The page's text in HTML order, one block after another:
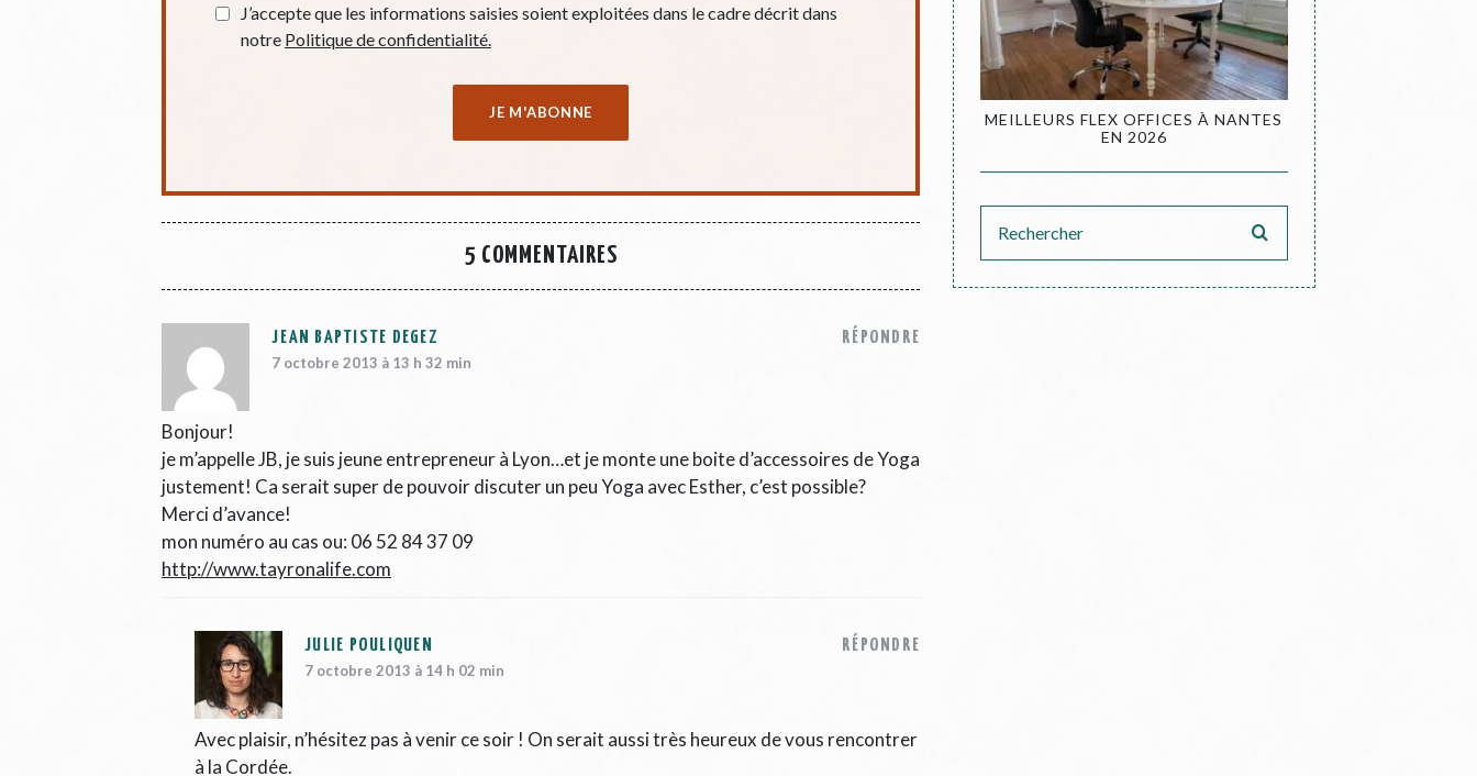
J’accepte que les informations saisies soient exploitées dans le cadre décrit dans
notre Politique de confidentialité.
5 COMMENTAIRES
JEAN BAPTISTE DEGEZ
7 octobre 2013 à 13 h 32 min
Bonjour!
je m’appelle JB, je suis jeune entrepreneur à Lyon…et je monte une boite d’accessoires de Yoga
justement! Ca serait super de pouvoir discuter un peu Yoga avec Esther, c’est possible?
Merci d’avance!
mon numéro au cas ou: 06 52 84 37 09
http://www.tayronalife.com
RÉPONDRE
JULIE POULIQUEN
7 octobre 2013 à 14 h 02 min
Avec plaisir, n’hésitez pas à venir ce soir ! On serait aussi très heureux de vous rencontrer
à la Cordée.
RÉPONDRE
MEILLEURS FLEX OFFICES À NANTES
EN 2026